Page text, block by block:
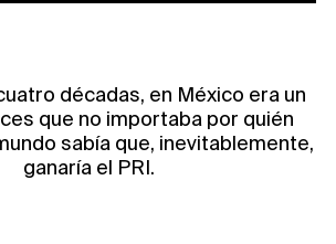
décadas, en México era un
que no importaba por quién
sabía que, inevitablemente,
ganaría el PRI.